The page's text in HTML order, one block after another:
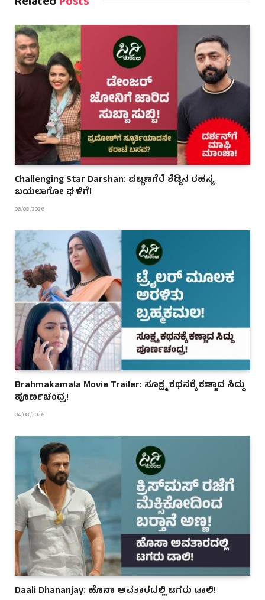
Challenging Star Darshan: ಪಟ್ಟಣಗೆರೆ ಶೆಡ್ಡಿನ ರಹಸ್ಯ
ಬಯಲಾಗೋ ಘಳಿಗೆ!
06/08/2026
Brahmakamala Movie Trailer: ಸೂಕ್ಷ್ಮ ಕಥನಕ್ಕೆ ಕಣ್ಣಾದ ಸಿದ್ದು
ಪೂರ್ಣಚಂದ್ರ!
04/08/2026
Daali Dhananjay: ಹೊಸಾ ಅವತಾರದಲ್ಲಿ ಟಗರು ಡಾಲಿ!